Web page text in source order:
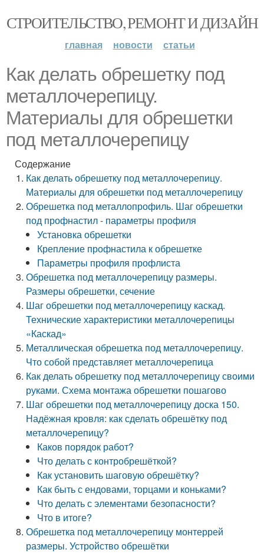
СТРОИТЕЛЬСТВО, РЕМОНТ И ДИЗАЙН
главная новости статьи
Как делать обрешетку под
металлочерепицу.
Материалы для обрешетки
под металлочерепицу
Содержание
Как делать обрешетку под металлочерепицу.
Материалы для обрешетки под металлочерепицу
Обрешетка под металлопрофиль. Шаг обрешетки
под профнастил - параметры профиля
Установка обрешетки
Крепление профнастила к обрешетке
Параметры профиля профлиста
Обрешетка под металлочерепицу размеры.
Размеры обрешетки, сечение
Шаг обрешетки под металлочерепицу каскад.
Технические характеристики металлочерепицы
«Каскад»
Металлическая обрешетка под металлочерепицу.
Что собой представляет металлочерепица
Как делать обрешетку под металлочерепицу своими
руками. Схема монтажа обрешетки пошагово
Шаг обрешетки под металлочерепицу доска 150.
Надёжная кровля: как сделать обрешётку под
металлочерепицу?
Каков порядок работ?
Что делать с контробрешёткой?
Как установить шаговую обрешётку?
Как быть с ендовами, торцами и коньками?
Что делать с элементами безопасности?
Что в итоге?
Обрешетка под металлочерепицу монтеррей
размеры. Устройство обрешётки